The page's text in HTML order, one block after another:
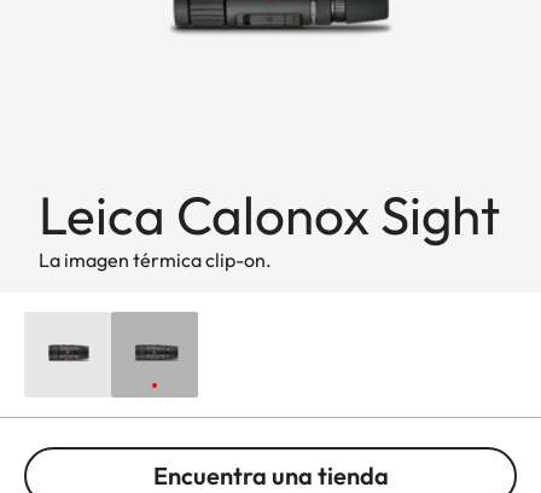
Leica Calonox Sight
La imagen térmica clip-on.
Encuentra una tienda